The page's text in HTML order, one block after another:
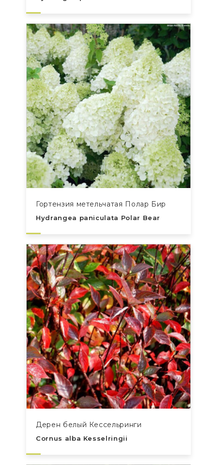
Гортензия метельчатая Полар Бир
Hydrangea paniculata Polar Bear
Дерен белый Кессельринги
Cornus alba Kesselringii